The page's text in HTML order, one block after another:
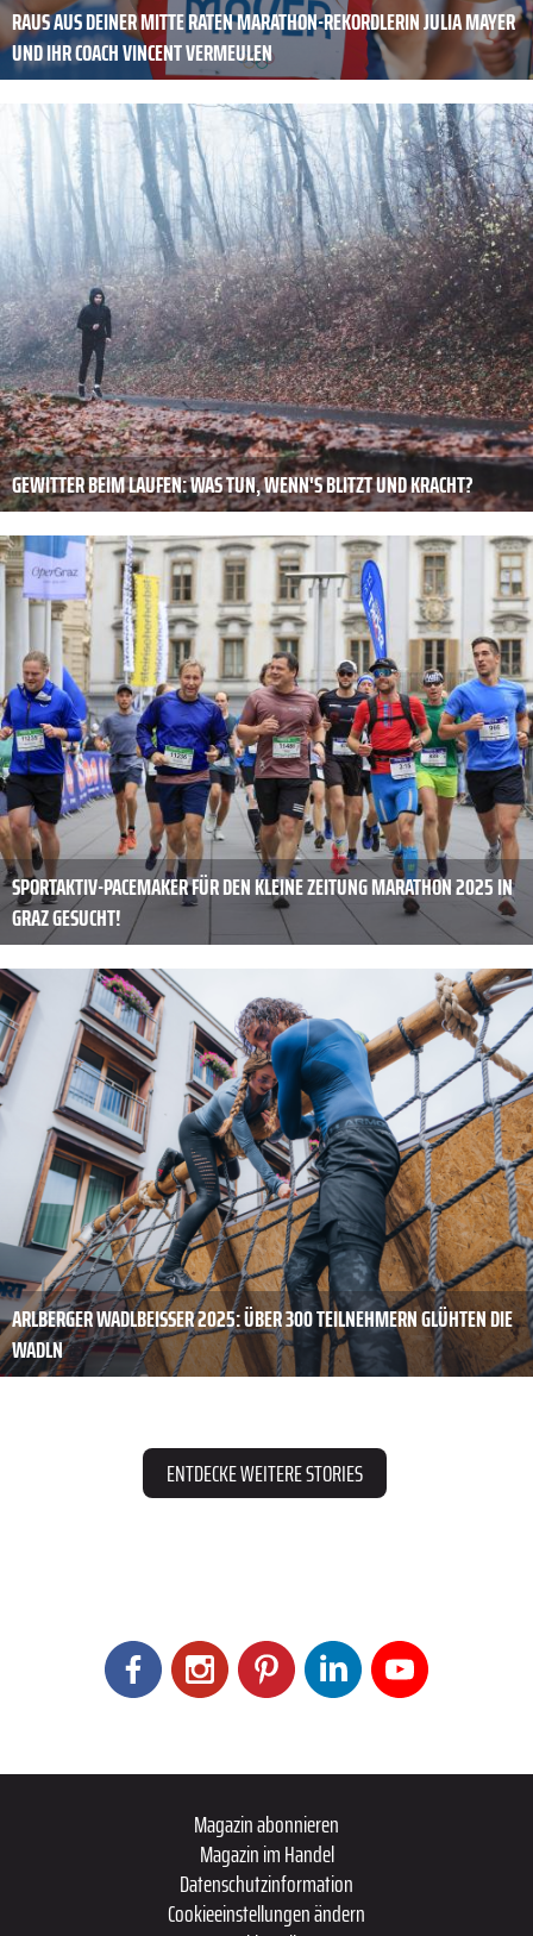
RAUS AUS DEINER MITTE RATEN MARATHON-REKORDLERIN JULIA MAYER
UND IHR COACH VINCENT VERMEULEN
GEWITTER BEIM LAUFEN: WAS TUN, WENN'S BLITZT UND KRACHT?
SPORTAKTIV-PACEMAKER FÜR DEN KLEINE ZEITUNG MARATHON 2025 IN
GRAZ GESUCHT!
ARLBERGER WADLBEISSER 2025: ÜBER 300 TEILNEHMERN GLÜHTEN DIE
WADLN
ENTDECKE WEITERE STORIES
Magazin abonnieren
Magazin im Handel
Datenschutzinformation
Cookieeinstellungen ändern